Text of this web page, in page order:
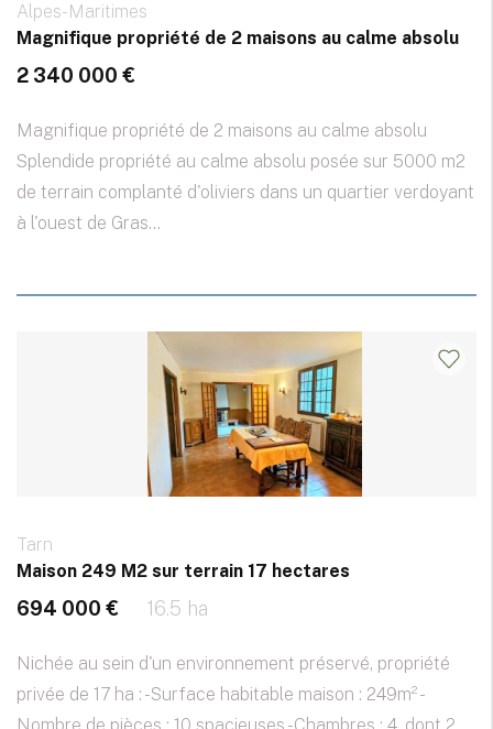
Alpes-Maritimes
Magnifique propriété de 2 maisons au calme absolu
2 340 000 €
Magnifique propriété de 2 maisons au calme absolu
Splendide propriété au calme absolu posée sur 5000 m2
de terrain complanté d'oliviers dans un quartier verdoyant
à l'ouest de Gras...
Tarn
Maison 249 M2 sur terrain 17 hectares
694 000 € 16.5 ha
Nichée au sein d'un environnement préservé, propriété
privée de 17 ha : -Surface habitable maison : 249m² -